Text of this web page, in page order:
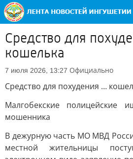
Средство для
кошелька
7 июля 2026, 13:27 Официально
Средство для похудения …
Малгобекские полицейские
мошенника
В дежурную часть МО МВД
местной жительницы